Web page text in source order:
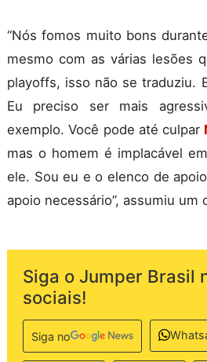
“Nós fomos muito bons
mesmo com as várias lesões
playoffs, isso não se traduziu.
Eu preciso ser mais
exemplo. Você pode até culpar
mas o homem é implacável
ele. Sou eu e o elenco de
apoio necessário”, assumiu um
Siga o Jumper Brasil
sociais!
Siga no